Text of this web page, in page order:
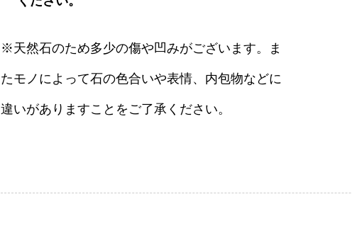
※天然石のため多少の傷や凹みがございます。ま
たモノによって石の色合いや表情、内包物などに
違いがありますことをご了承ください。